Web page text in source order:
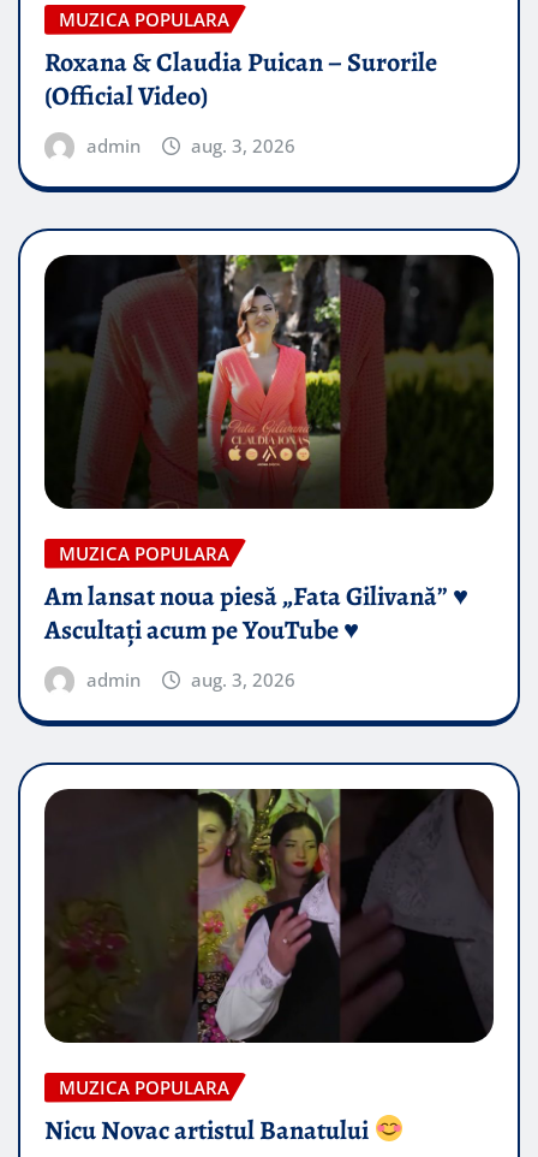
MUZICA POPULARA
Roxana & Claudia Puican – Surorile
(Official Video)
admin aug. 3, 2026
MUZICA POPULARA
Am lansat noua piesă „Fata Gilivană” ♥️
Ascultați acum pe YouTube ♥️
admin aug. 3, 2026
MUZICA POPULARA
Nicu Novac artistul Banatului